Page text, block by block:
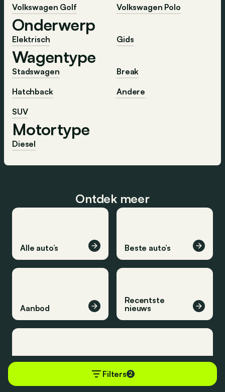
Filters 2
Volkswagen Golf
Volkswagen Polo
Onderwerp
Elektrisch Gids
Wagentype
Stadswagen
Break
Hatchback
Andere
SUV
Motortype
Diesel
Ontdek meer
Alle auto’s Beste auto’s
Aanbod
Recentste
nieuws
Recentste reviews